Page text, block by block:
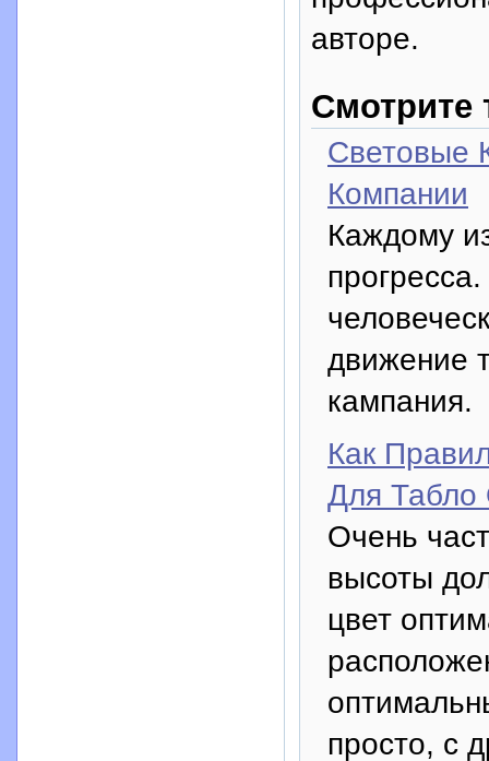
авторе.
Смотрите
Световые
Компании
Каждому
движение
кампания.
Как
Для
Очень
высоты
цвет
просто, с